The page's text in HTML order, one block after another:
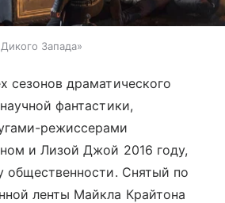
Запада»
сезонов драматического
фантастики,
режиссерами
и Лизой Джой 2016 году,
общественности. Снятый по
ленты Майкла Крайтона